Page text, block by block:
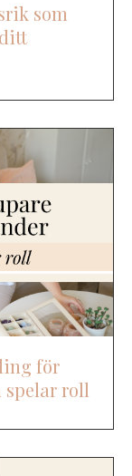
som
för
spelar roll